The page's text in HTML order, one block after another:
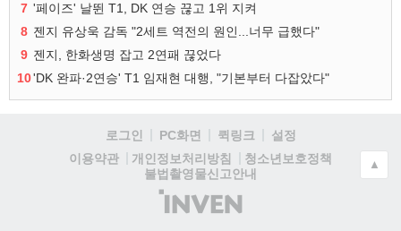
7 '페이즈' 날뛴 T1, DK 연승 끊고 1위 지켜
8 젠지 유상욱 감독 "2세트 역전의 원인...너무 급했다"
9 젠지, 한화생명 잡고 2연패 끊었다
10'DK 완파·2연승' T1 임재현 대행, "기본부터 다잡았다"
로그인 PC화면 퀵링크
설정
이용약관
개인정보처리방침
청소년보호정책
불법촬영물신고안내
(주)
인
▲